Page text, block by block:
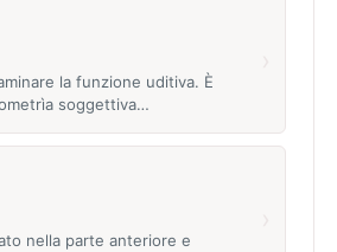
la funzione uditiva. È
soggettiva…
nella parte anteriore e